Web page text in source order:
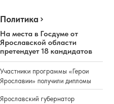
Политика
На места в Госдуме от
Ярославской области
претендует 18 кандидатов
Участники программы «Герои
Ярославии» получили дипломы
Ярославский губернатор